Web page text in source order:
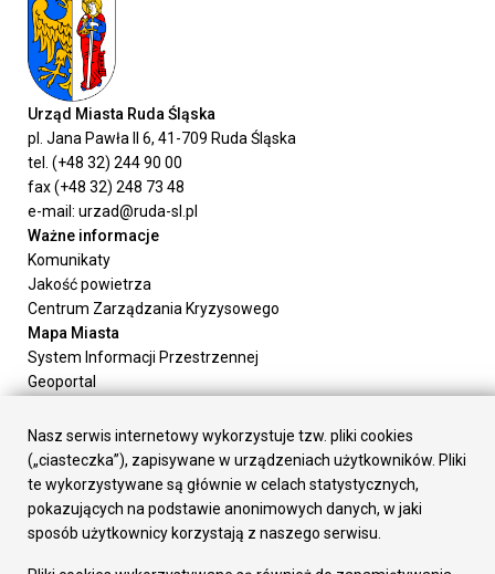
Urząd Miasta Ruda Śląska
pl. Jana Pawła II 6, 41-709 Ruda Śląska
tel. (+48 32) 244 90 00
fax (+48 32) 248 73 48
e-mail: urzad@ruda-sl.pl
Ważne informacje
Komunikaty
Jakość powietrza
Centrum Zarządzania Kryzysowego
Mapa Miasta
System Informacji Przestrzennej
Geoportal
Załatw sprawę
Prezydent Miasta
Rada Miasta
Wydziały
Elektroniczna Skrzynka Podawcza
Nasz serwis internetowy wykorzystuje tzw. pliki cookies
(„ciasteczka”), zapisywane w urządzeniach użytkowników. Pliki
te wykorzystywane są głównie w celach statystycznych,
pokazujących na podstawie anonimowych danych, w jaki
sposób użytkownicy korzystają z naszego serwisu.